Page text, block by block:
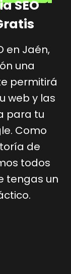
SEO
en Jaén,
una
permitirá
web y las
para tu
Como
de
todos
tengas un